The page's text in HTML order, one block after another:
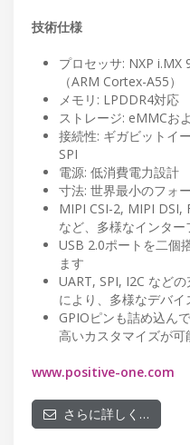
技術仕様
プロセッサ: NXP i.MX
（ARM Cortex-A55）
メモリ: LPDDR4対応
ストレージ: eMMCお
接続性: ギガビットイ
SPI
電源: 低消費電力設計
寸法: 世界最小のフォ
MIPI CSI-2, MIPI DSI,
など、多様なインタ
USB 2.0ポートを二個
ます
UART, SPI, I2C など
により、多様なデバ
GPIOピンも詰め込ん
高いカスタマイズが可
www.positive-one.com
さらに詳しく…